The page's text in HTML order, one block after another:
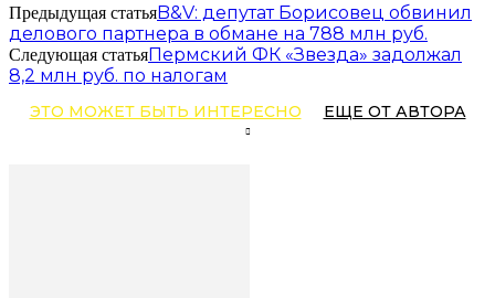
Предыдущая статьяB&V: депутат Борисовец обвинил
делового партнера в обмане на 788 млн руб.
Следующая статьяПермский ФК «Звезда» задолжал
8,2 млн руб. по налогам
ЭТО МОЖЕТ БЫТЬ ИНТЕРЕСНО ЕЩЕ ОТ АВТОРА